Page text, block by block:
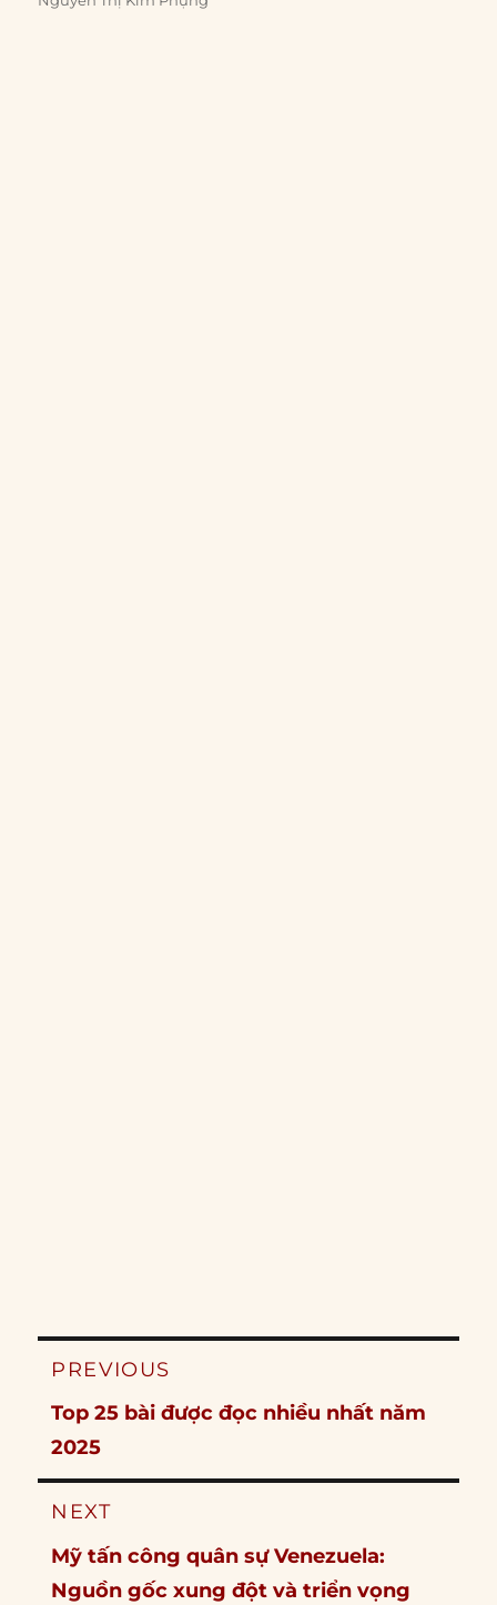
Post
PREVIOUS
Previous
post:
Top 25 bài được đọc nhiều nhất năm
2025
NEXT
Next
post:
Mỹ tấn công quân sự Venezuela:
Nguồn gốc xung đột và triển vọng